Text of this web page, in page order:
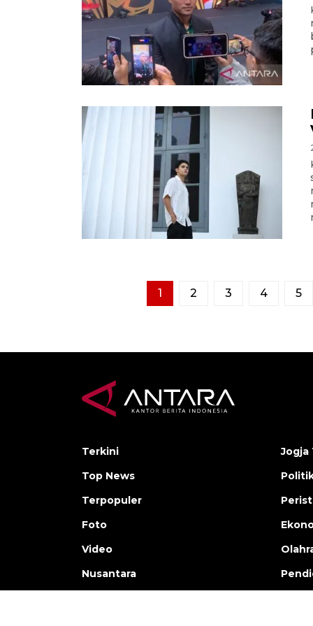
1 2 3 4 5
Terkini
Top News
Terpopuler
Foto
Video
Nusantara
Jogja